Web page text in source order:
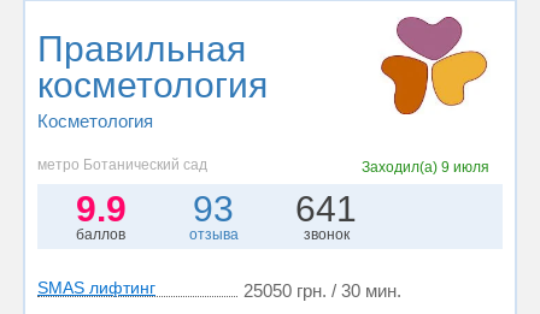
Правильная
косметология
Косметология
метро Ботанический сад Заходил(а) 9 июля
9.9
баллов
93
отзыва
641
звонок
SMAS лифтинг
25050 грн. / 30 мин.